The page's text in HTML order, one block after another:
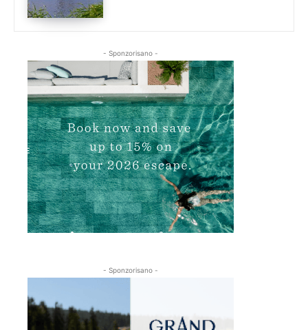
- Sponzorisano -
- Sponzorisano -